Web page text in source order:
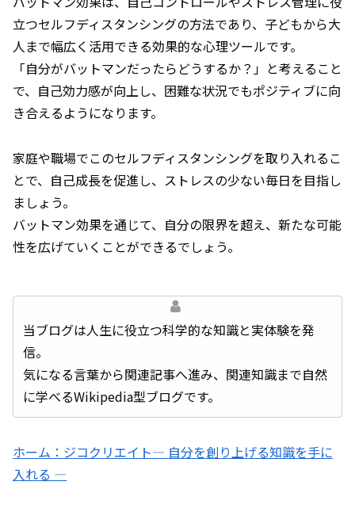
立つセルフディスタンシングの方法であり、子どもから大
人まで幅広く活用できる効果的な心理ツールです。
「自分がバットマンだったらどうするか？」と考えること
で、自己効力感が向上し、困難な状況でもポジティブに向
き合えるようになります。
家庭や職場でこのセルフディスタンシングを取り入れるこ
とで、自己成長を促進し、ストレスの少ない毎日を目指し
ましょう。
バットマン効果を通じて、自分の限界を超え、新たな可能
性を広げていくことができるでしょう。
当ブログは人生に役立つ科学的な知識と実体験を発
信。
気になる言葉から関連記事へ進み、関連知識まで自然
に学べるWikipedia型ブログです。
ホーム：ジコクリエイト― 自分を創り上げる知識を手に
入れる ―